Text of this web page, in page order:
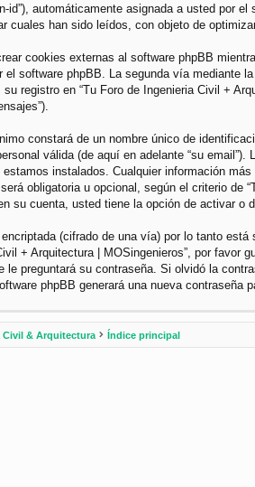
id”), automáticamente asignada a usted por
cuales han sido leídos, con objeto de
cookies externas al software phpBB
el software phpBB. La segunda vía mediante
su registro en “Tu Foro de Ingenieria Civil +
constará de un nombre único de
válida (de aquí en adelante “su
instalados. Cualquier información
obligatoria u opcional, según el criterio de
su cuenta, usted tiene la opción de activar o
(cifrado de una vía) por lo tanto
+ Arquitectura | MOSingenieros”, por favor
le preguntará su contraseña. Si olvidó la
phpBB generará una nueva contraseña
Civil & Arquitectura Índice principal